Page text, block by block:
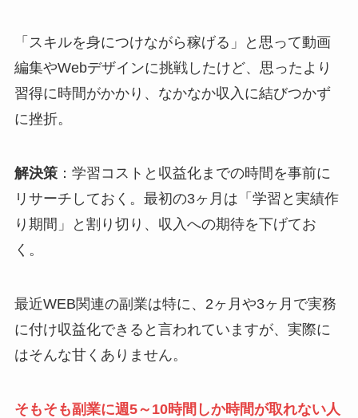
「スキルを身につけながら稼げる」と思って動画
編集やWebデザインに挑戦したけど、思ったより
習得に時間がかかり、なかなか収入に結びつかず
に挫折。
解決策：学習コストと収益化までの時間を事前に
リサーチしておく。最初の3ヶ月は「学習と実績作
り期間」と割り切り、収入への期待を下げてお
く。
最近WEB関連の副業は特に、2ヶ月や3ヶ月で実務
に付け収益化できると言われていますが、実際に
はそんな甘くありません。
そもそも副業に週5～10時間しか時間が取れない人